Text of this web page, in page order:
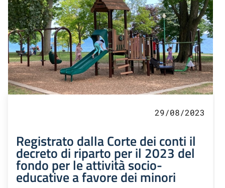
29/08/2023
Registrato dalla Corte dei conti il
decreto di riparto per il 2023 del
fondo per le attività socio-
educative a favore dei minori